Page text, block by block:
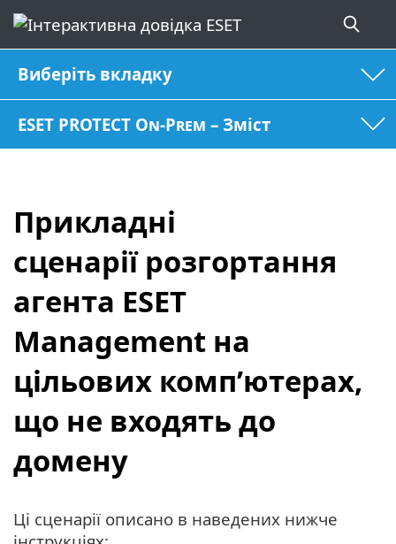
Виберіть вкладку
ESET PROTECT On-Prem – Зміст
Прикладні
сценарії розгортання
агента ESET
Management на
цільових комп’ютерах,
що не входять до
домену
Ці сценарії описано в наведених нижче